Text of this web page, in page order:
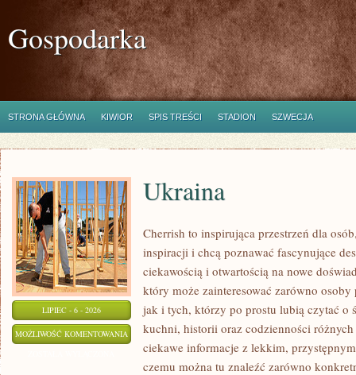
Gospodarka
STRONA GŁÓWNA KIWIOR SPIS TREŚCI STADION SZWECJA
LIPIEC - 6 - 2026
MOŻLIWOŚĆ KOMENTOWANIA UKRAINA
Ukraina
Cherrish to inspirująca przestrzeń dla
inspiracji i chcą poznawać fascynujące
ciekawością i otwartością na nowe
który może zainteresować zarówno
jak i tych, którzy po prostu lubią czytać o
kuchni, historii oraz codzienności
ciekawe informacje z lekkim,
czemu można tu znaleźć zarówno